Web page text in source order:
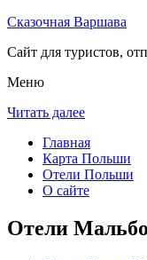
Сказочная Варшава
Сайт для туристов,
Меню
Читать далее
Главная
Карта Польши
Отели Польши
О сайте
Отели